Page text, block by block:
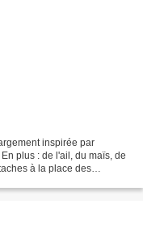
inspirée par
plus : de l'ail, du maïs, de
à la place des